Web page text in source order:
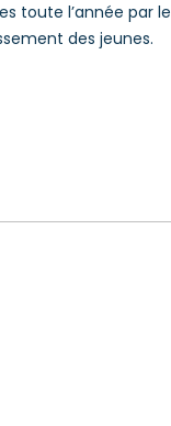
toute l’année par le
des jeunes.